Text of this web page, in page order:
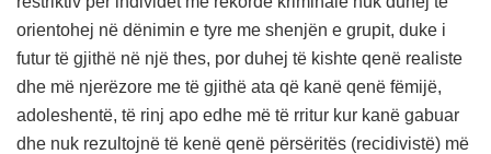
orientohej në dënimin e tyre me shenjën e grupit, duke i
futur të gjithë në një thes, por duhej të kishte qenë realiste
dhe më njerëzore me të gjithë ata që kanë qenë fëmijë,
adoleshentë, të rinj apo edhe më të rritur kur kanë gabuar
dhe nuk rezultojnë të kenë qenë përsëritës (recidivistë) më